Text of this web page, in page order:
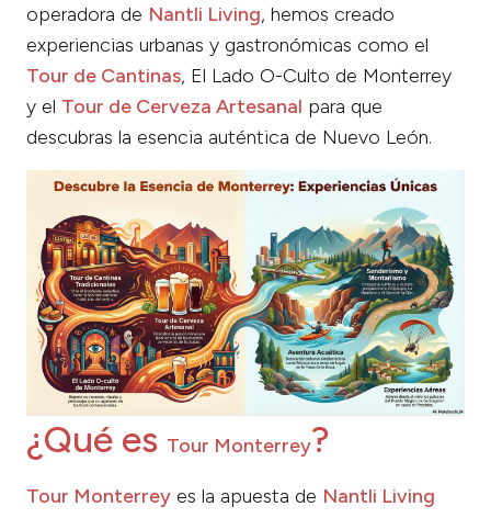
operadora de Nantli Living, hemos creado
experiencias urbanas y gastronómicas como el
Tour de Cantinas, El Lado O-Culto de Monterrey
y el Tour de Cerveza Artesanal para que
descubras la esencia auténtica de Nuevo León.
¿Qué es Tour Monterrey?
Tour Monterrey es la apuesta de Nantli Living